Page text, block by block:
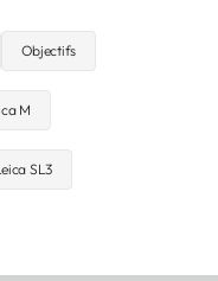
Objectifs
M
SL3